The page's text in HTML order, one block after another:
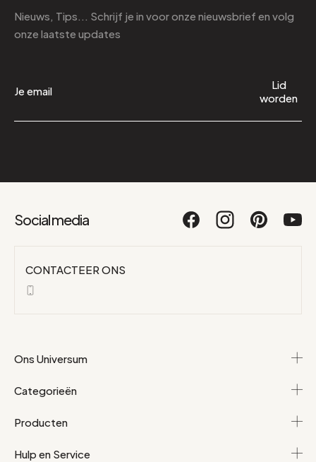
Nieuws, Tips... Schrijf je in voor onze nieuwsbrief en volg
onze laatste updates
Lid
worden
Social media
CONTACTEER ONS
Ons Universum
Categorieën
Producten
Hulp en Service